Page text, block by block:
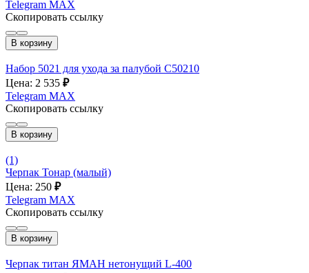
Telegram MAX
Скопировать ссылку
В корзину
Набор 5021 для ухода за палубой C50210
Цена: 2 535 ₽
Telegram MAX
Скопировать ссылку
В корзину
(1)
Черпак Тонар (малый)
Цена: 250 ₽
Telegram MAX
Скопировать ссылку
В корзину
Черпак титан ЯМАН нетонущий L-400